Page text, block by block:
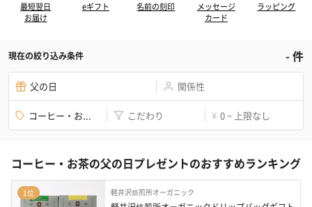
最短翌日
お届け
eギフト 名前の刻印
メッセージ
カード
ラッピング
現在の絞り込み条件 -件
父の日 関係性
コーヒー・お... こだわり ¥ 0 ~ 上限なし
コーヒー・お茶の父の日プレゼントのおすすめランキング
1位 軽井沢焙煎所オーガニック